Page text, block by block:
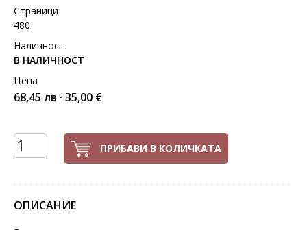
Страници
480
Наличност
В НАЛИЧНОСТ
Цена
68,45 лв · 35,00 €
ПРИБАВИ В КОЛИЧКАТА
ОПИСАНИЕ